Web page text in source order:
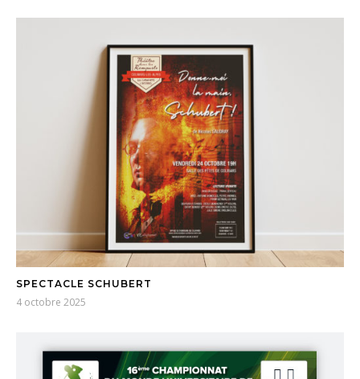
SPECTACLE SCHUBERT
4 octobre 2025